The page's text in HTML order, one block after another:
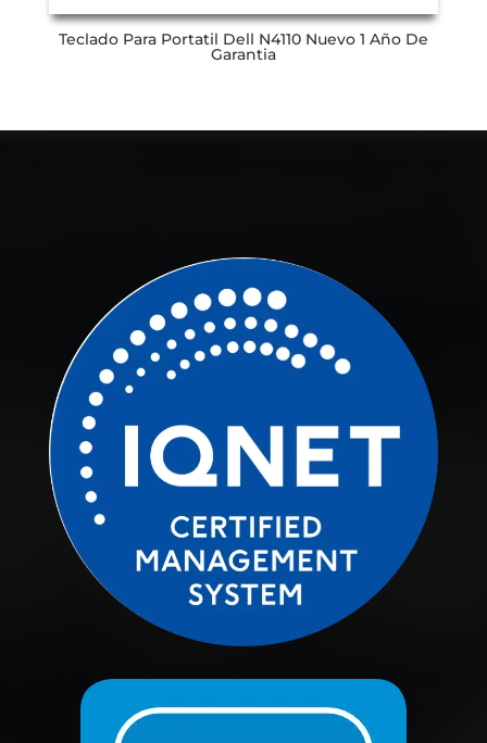
Teclado Para Portatil Dell N4110 Nuevo 1 Año De
Garantia